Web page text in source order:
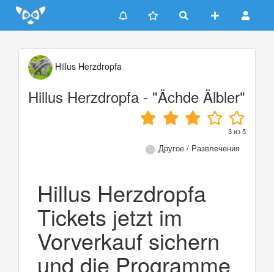
Update cookies preferences
Hillus Herzdropfa
Hillus Herzdropfa - "Ächde Älbler"
3из5
Другое / Развлечения
Hillus Herzdropfa
Tickets jetzt im
Vorverkauf sichern
und die Programme